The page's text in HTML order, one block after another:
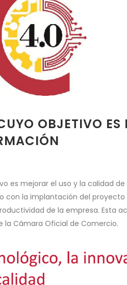
OBJETIVO ES
es mejorar el uso y la calidad
con la implantación del proyecto
de la empresa. Esta
la Cámara Oficial de Comercio.